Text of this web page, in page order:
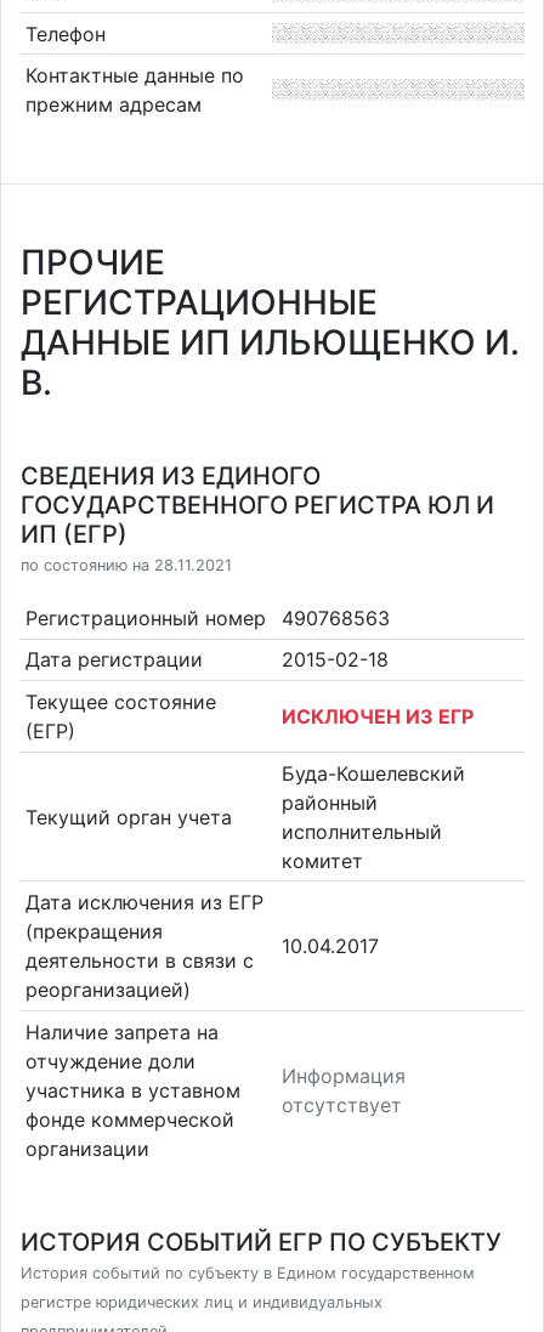
Телефон
Контактные данные по
прежним адресам
ПРОЧИЕ
РЕГИСТРАЦИОННЫЕ
ДАННЫЕ ИП ИЛЬЮЩЕНКО И.
В.
СВЕДЕНИЯ ИЗ ЕДИНОГО
ГОСУДАРСТВЕННОГО РЕГИСТРА ЮЛ И
ИП (ЕГР)
по состоянию на 28.11.2021
Регистрационный номер
490768563
Дата регистрации
2015-02-18
Текущее состояние
(ЕГР)
ИСКЛЮЧЕН ИЗ ЕГР
Текущий орган учета
Буда-Кошелевский
районный
исполнительный
комитет
Дата исключения из ЕГР
(прекращения
деятельности в связи с
реорганизацией)
10.04.2017
Наличие запрета на
отчуждение доли
участника в уставном
фонде коммерческой
организации
Информация
отсутствует
ИСТОРИЯ СОБЫТИЙ ЕГР ПО СУБЪЕКТУ
История событий по субъекту в Едином государственном
регистре юридических лиц и индивидуальных